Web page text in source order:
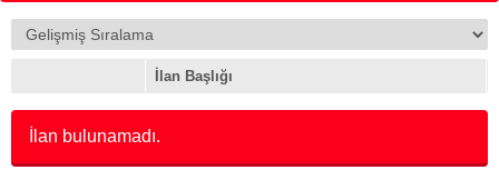
İlan Başlığı
İlan bulunamadı.